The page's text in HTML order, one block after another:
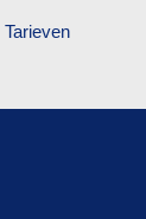
Tarieven